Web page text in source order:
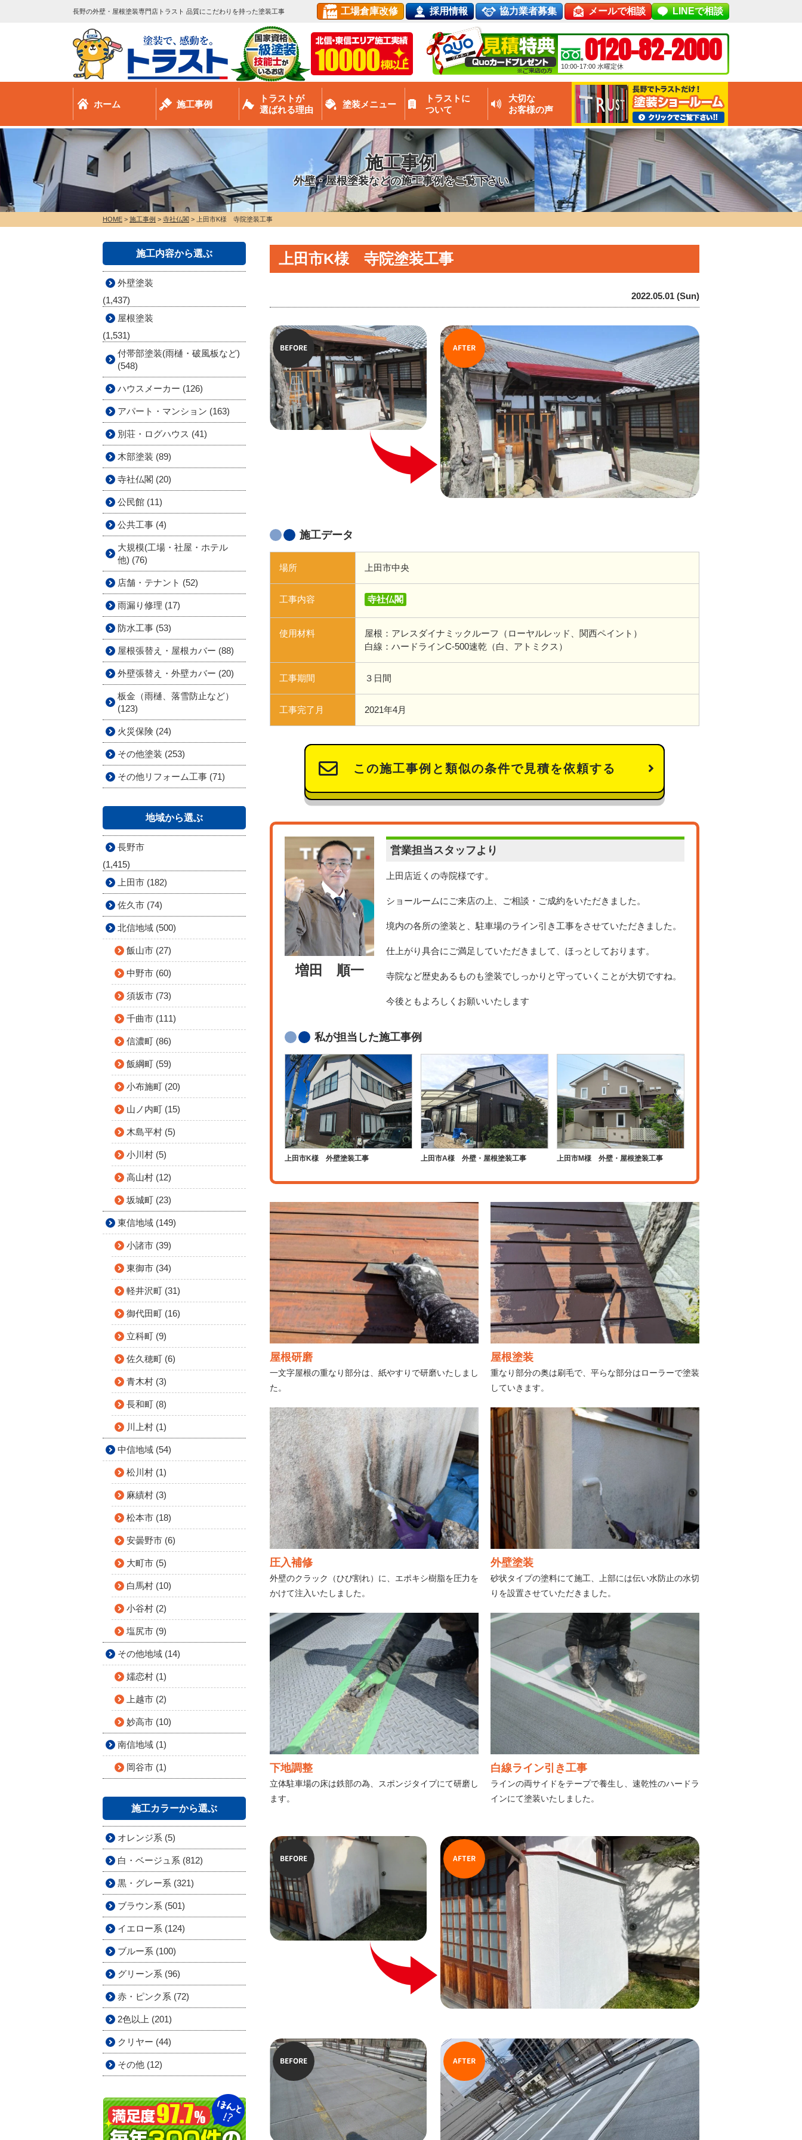
長野の外壁・屋根塗装専門店トラスト 品質にこだわりを持った塗装工事 工場倉庫改修 採用情報 協力業者募集 メールで相談 LINEで相談
0120-82-2000
10:00-17:00 水曜定休
ホーム 施工事例
トラストが
選ばれる理由
塗装メニュー
トラストに
ついて
大切な
お客様の声
施工事例
外壁・屋根塗装などの施工事例をご覧下さい
HOME > 施工事例 > 寺社仏閣 > 上田市K様 寺院塗装工事
上田市K様 寺院塗装工事
2022.05.01 (Sun)
AFTER
BEFORE
施工データ
場所 上田市中央
工事内容 寺社仏閣
使用材料
屋根：アレスダイナミックルーフ（ローヤルレッド、関西ペイント）
白線：ハードラインC-500速乾（白、アトミクス）
工事期間 ３日間
工事完了月 2021年4月
この施工事例と類似の条件で見積を依頼する
増田 順一
営業担当スタッフより
上田店近くの寺院様です。
ショールームにご来店の上、ご相談・ご成約をいただきました。
境内の各所の塗装と、駐車場のライン引き工事をさせていただきました。
仕上がり具合にご満足していただきまして、ほっとしております。
寺院など歴史あるものも塗装でしっかりと守っていくことが大切ですね。
今後ともよろしくお願いいたします
私が担当した施工事例
上田市K様 外壁塗装工事 上田市A様 外壁・屋根塗装工事 上田市M様 外壁・屋根塗装工事
屋根研磨
一文字屋根の重なり部分は、紙やすりで研磨いたしまし
た。
屋根塗装
重なり部分の奥は刷毛で、平らな部分はローラーで塗装
していきます。
圧入補修
外壁のクラック（ひび割れ）に、エポキシ樹脂を圧力を
かけて注入いたしました。
外壁塗装
砂状タイプの塗料にて施工、上部には伝い水防止の水切
りを設置させていただきました。
下地調整
立体駐車場の床は鉄部の為、スポンジタイプにて研磨し
ます。
白線ライン引き工事
ラインの両サイドをテープで養生し、速乾性のハードラ
インにて塗装いたしました。
AFTER
BEFORE
AFTER
BEFORE
施工内容から選ぶ
外壁塗装
(1,437)
屋根塗装
(1,531)
付帯部塗装(雨樋・破風板など)
(548)
ハウスメーカー (126)
アパート・マンション (163)
別荘・ログハウス (41)
木部塗装 (89)
寺社仏閣 (20)
公民館 (11)
公共工事 (4)
大規模(工場・社屋・ホテル
他) (76)
店舗・テナント (52)
雨漏り修理 (17)
防水工事 (53)
屋根張替え・屋根カバー (88)
外壁張替え・外壁カバー (20)
板金（雨樋、落雪防止など）
(123)
火災保険 (24)
その他塗装 (253)
その他リフォーム工事 (71)
地域から選ぶ
長野市
(1,415)
上田市 (182)
佐久市 (74)
北信地域 (500)
飯山市 (27)
中野市 (60)
須坂市 (73)
千曲市 (111)
信濃町 (86)
飯綱町 (59)
小布施町 (20)
山ノ内町 (15)
木島平村 (5)
小川村 (5)
高山村 (12)
坂城町 (23)
東信地域 (149)
小諸市 (39)
東御市 (34)
軽井沢町 (31)
御代田町 (16)
立科町 (9)
佐久穂町 (6)
青木村 (3)
長和町 (8)
川上村 (1)
中信地域 (54)
松川村 (1)
麻績村 (3)
松本市 (18)
安曇野市 (6)
大町市 (5)
白馬村 (10)
小谷村 (2)
塩尻市 (9)
その他地域 (14)
嬬恋村 (1)
上越市 (2)
妙高市 (10)
南信地域 (1)
岡谷市 (1)
施工カラーから選ぶ
オレンジ系 (5)
白・ベージュ系 (812)
黒・グレー系 (321)
ブラウン系 (501)
イエロー系 (124)
ブルー系 (100)
グリーン系 (96)
赤・ピンク系 (72)
2色以上 (201)
クリヤー (44)
その他 (12)